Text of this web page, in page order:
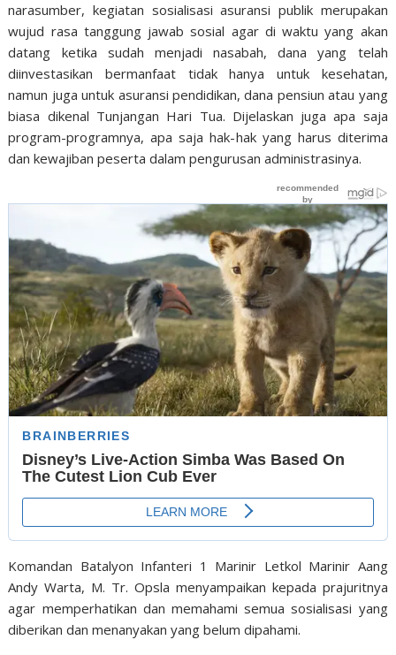
narasumber, kegiatan sosialisasi asuransi publik merupakan
wujud rasa tanggung jawab sosial agar di waktu yang akan
datang ketika sudah menjadi nasabah, dana yang telah
diinvestasikan bermanfaat tidak hanya untuk kesehatan,
namun juga untuk asuransi pendidikan, dana pensiun atau yang
biasa dikenal Tunjangan Hari Tua. Dijelaskan juga apa saja
program-programnya, apa saja hak-hak yang harus diterima
dan kewajiban peserta dalam pengurusan administrasinya.
Komandan Batalyon Infanteri 1 Marinir Letkol Marinir Aang
Andy Warta, M. Tr. Opsla menyampaikan kepada prajuritnya
agar memperhatikan dan memahami semua sosialisasi yang
diberikan dan menanyakan yang belum dipahami.